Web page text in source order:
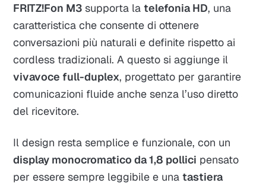
FRITZ!Fon M3 supporta latelefonia HD, una
caratteristica che consente di ottenere
conversazioni più naturali e definite rispetto ai
cordless tradizionali. A questo si aggiunge il
vivavoce full-duplex, progettato per garantire
comunicazioni fluide anche senza l’uso diretto
del ricevitore.
Il design resta semplice e funzionale, con un
display monocromatico da 1,8 pollici pensato
per essere sempre leggibile e unatastiera